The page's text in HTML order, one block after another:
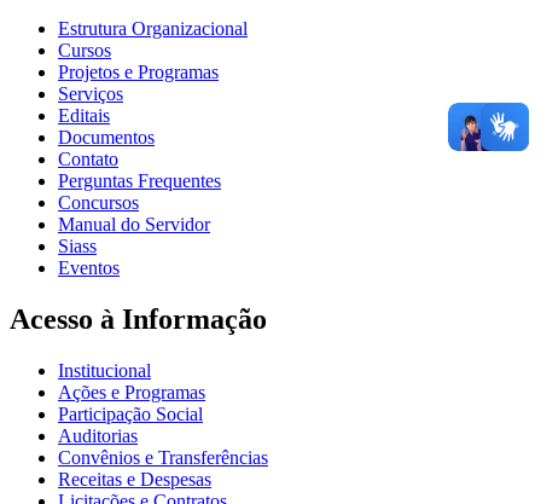
Estrutura Organizacional
Cursos
Projetos e Programas
Serviços
Editais
Documentos
Contato
Perguntas Frequentes
Concursos
Manual do Servidor
Siass
Eventos
Acesso à Informação
Institucional
Ações e Programas
Participação Social
Auditorias
Convênios e Transferências
Receitas e Despesas